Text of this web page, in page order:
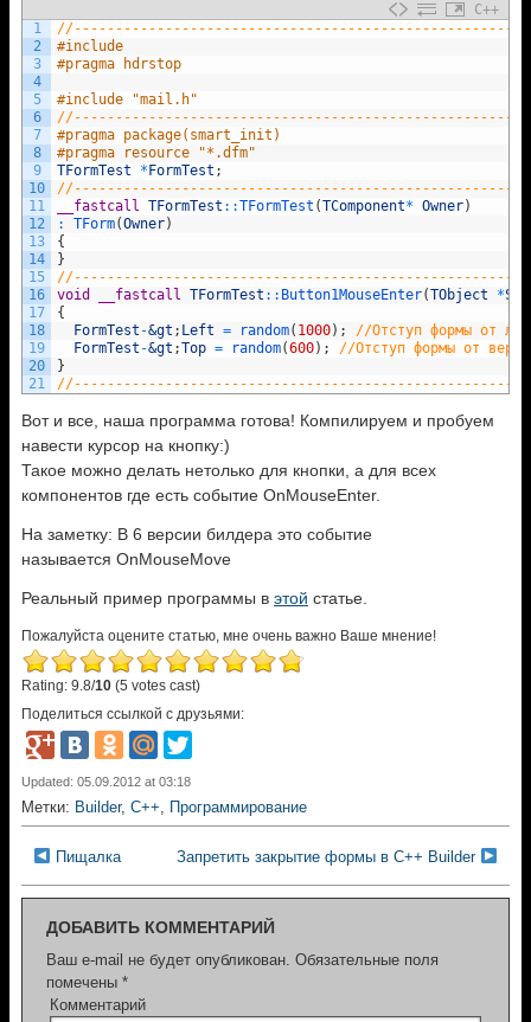
C++
1
2
3
4
5
6
7
8
9
10
11
12
13
14
15
16
17
18
19
20
21
#include
#pragma hdrstop
#include "mail.h"
#pragma package(smart_init)
#pragma resource "*.dfm"
TFormTest
* FormTest ;
__fastcall TFormTest ::TFormTest (TComponent* Owner)
:
TForm(Owner)
{
}
void
__fastcall TFormTest :: Button1MouseEnter(TObject *
{
FormTest -&gt ; Left = random( 1000) ;
//Отступ формы от
FormTest -&gt ;Top = random(600) ;
//Отступ формы от
}
Вот и все, наша программа готова! Компилируем и пробуем
навести курсор на кнопку:)
Такое можно делать нетолько для кнопки, а для всех
компонентов где есть событие OnMouseEnter.
На заметку: В 6 версии билдера это событие
называется OnMouseMove
Реальный пример программы в этой статье.
Пожалуйста оцените статью, мне очень важно Ваше мнение!
Rating: 9.8/10 (5 votes cast)
Поделиться ссылкой с друзьями:
Updated: 05.09.2012 at 03:18
Метки: Builder, C++, Программирование
Пищалка Запретить закрытие формы в C++ Builder
ДОБАВИТЬ КОММЕНТАРИЙ
Ваш e-mail не будет опубликован. Обязательные поля
помечены *
Комментарий